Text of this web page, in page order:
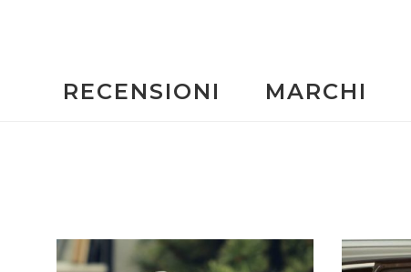
RECENSIONI MARCHI